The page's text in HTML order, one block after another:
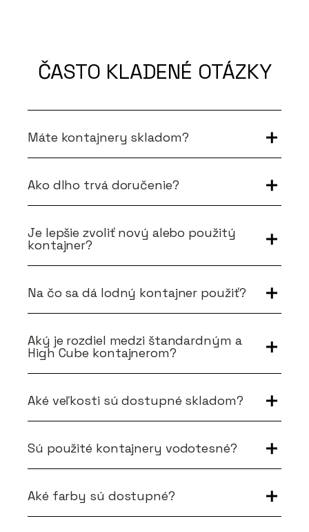
ČASTO KLADENÉ OTÁZKY
Máte kontajnery skladom?
Ako dlho trvá doručenie?
Je lepšie zvoliť nový alebo použitý
kontajner?
Na čo sa dá lodný kontajner použiť?
Aký je rozdiel medzi štandardným a
High Cube kontajnerom?
Aké veľkosti sú dostupné skladom?
Sú použité kontajnery vodotesné?
Aké farby sú dostupné?